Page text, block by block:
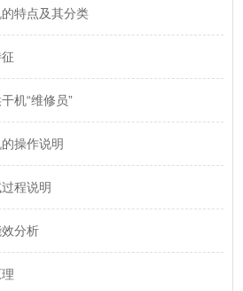
特点及其分类
机“维修员”
操作说明
程说明
分析